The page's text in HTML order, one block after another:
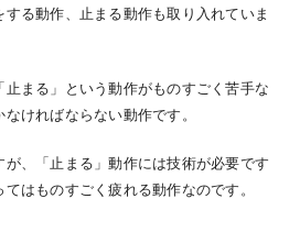
る動作、止まる動作も取り入れていま
まる」という動作がものすごく苦手な
ければならない動作です。
、「止まる」動作には技術が必要です
はものすごく疲れる動作なのです。